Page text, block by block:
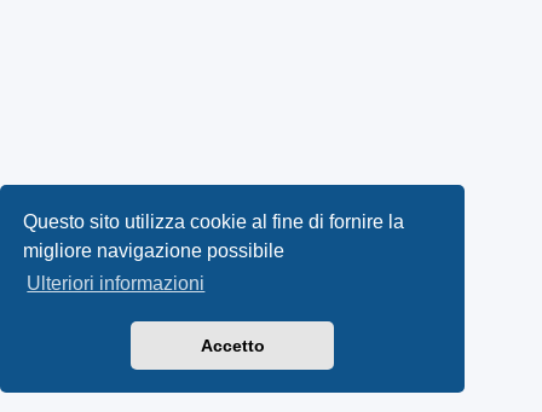
Questo sito utilizza cookie al fine di fornire la
migliore navigazione possibile
Ulteriori informazioni
Accetto